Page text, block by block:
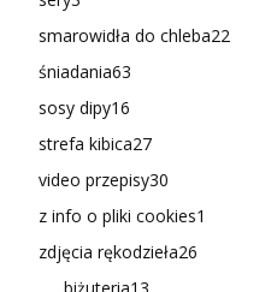
smarowidła do chleba22
śniadania63
sosy dipy16
strefa kibica27
video przepisy30
z info o pliki cookies1
zdjęcia rękodzieła26